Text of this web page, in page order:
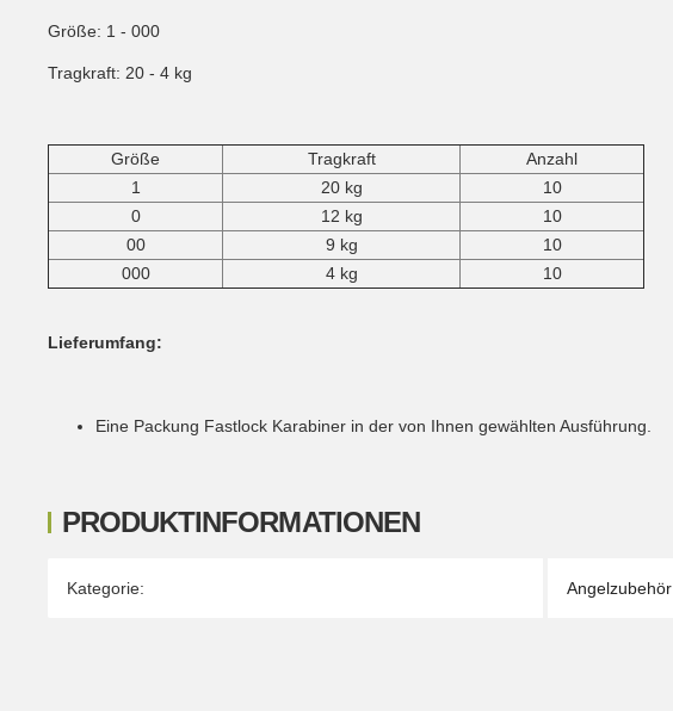
PRODUKTINFORMATIONEN
Produkteigenschaft
Wert
Kategorie: Angelzubehör
Größe: 1 - 000
Tragkraft: 20 - 4 kg
Größe Tragkraft
Anzahl
1
20 kg
10
0
12 kg
10
00
9 kg
10
000
4 kg 10
Lieferumfang:
Eine Packung Fastlock Karabiner in der von Ihnen gewählten Ausführung.